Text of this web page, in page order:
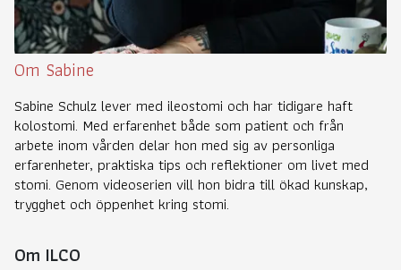
Om Sabine
Sabine Schulz lever med ileostomi och har tidigare haft
kolostomi. Med erfarenhet både som patient och från
arbete inom vården delar hon med sig av personliga
erfarenheter, praktiska tips och reflektioner om livet med
stomi. Genom videoserien vill hon bidra till ökad kunskap,
trygghet och öppenhet kring stomi.
Om ILCO